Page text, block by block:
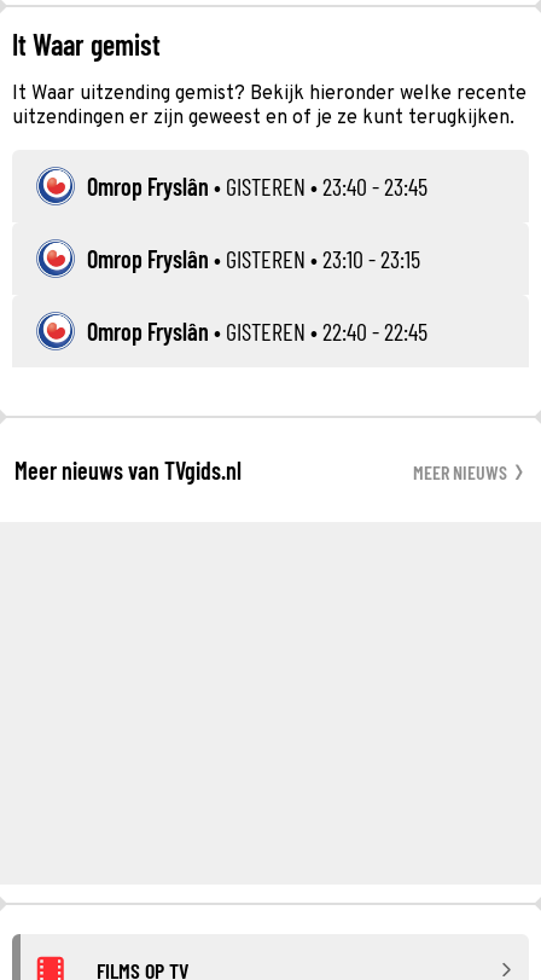
It Waar gemist
It Waar uitzending gemist? Bekijk hieronder welke recente
uitzendingen er zijn geweest en of je ze kunt terugkijken.
Omrop Fryslân • GISTEREN • 23:40 - 23:45
Omrop Fryslân • GISTEREN • 23:10 - 23:15
Omrop Fryslân • GISTEREN • 22:40 - 22:45
Meer nieuws van TVgids.nl MEER NIEUWS
FILMS OP TV